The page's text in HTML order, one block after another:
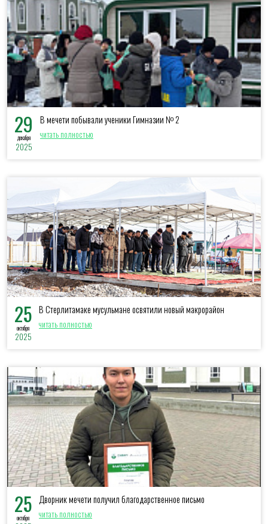
29
декабря
2025
В мечети побывали ученики Гимназии № 2
читать полностью
25
октября
2025
В Стерлитамаке мусульмане освятили новый макрорайон
читать полностью
25
октября
Дворник мечети получил благодарственное письмо
читать полностью